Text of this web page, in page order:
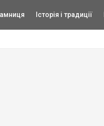
Історія і традиції